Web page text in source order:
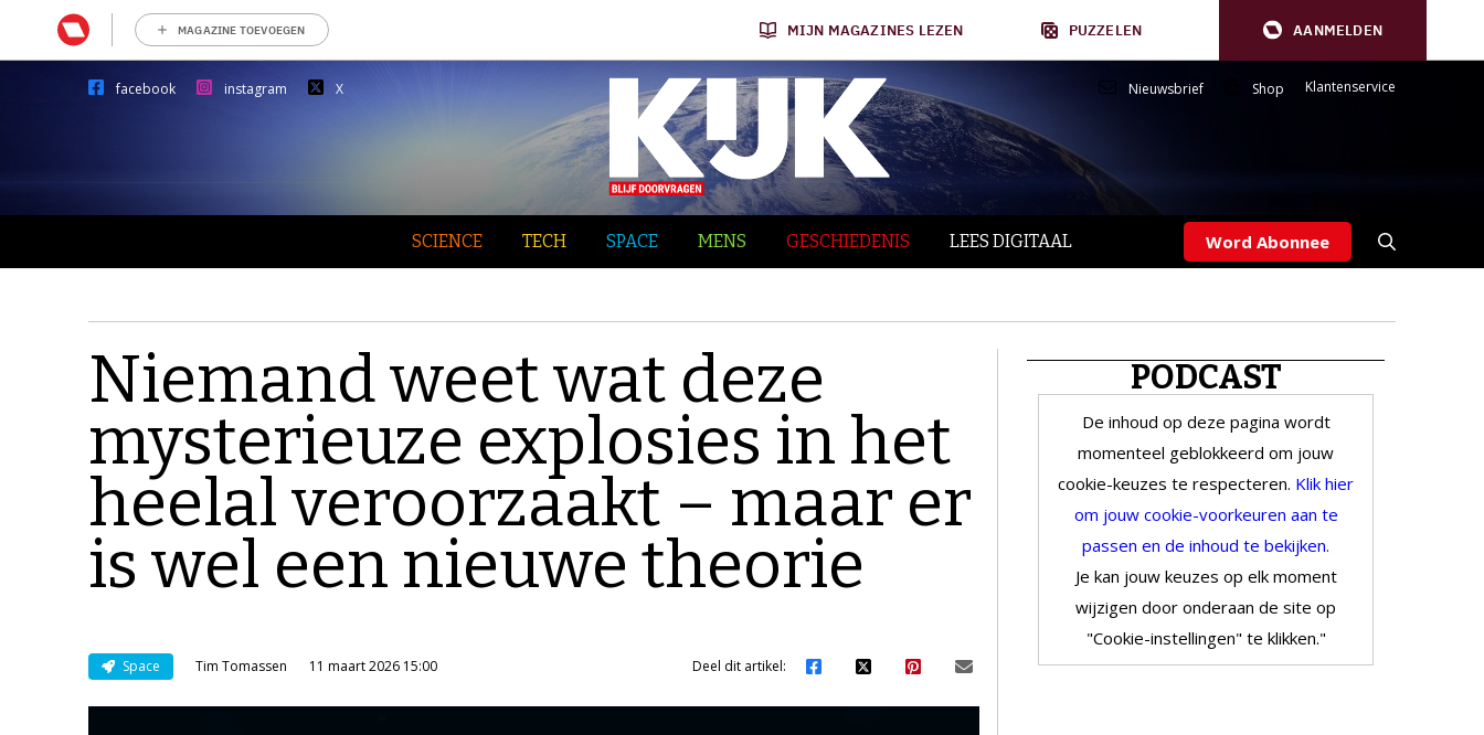
MAGAZINE TOEVOEGEN MIJN MAGAZINES LEZEN PUZZELEN AANMELDEN
facebook instagram X Nieuwsbrief Shop Klantenservice
SCIENCE TECH SPACE MENS GESCHIEDENIS LEES DIGITAAL Word Abonnee
Niemand weet wat deze
mysterieuze explosies in het
heelal veroorzaakt – maar er
is wel een nieuwe theorie
Space Tim Tomassen 11 maart 2026 15:00 Deel dit artikel:
PODCAST
De inhoud op deze pagina wordt
momenteel geblokkeerd om jouw
cookie-keuzes te respecteren. Klik hier
om jouw cookie-voorkeuren aan te
passen en de inhoud te bekijken.
Je kan jouw keuzes op elk moment
wijzigen door onderaan de site op
"Cookie-instellingen" te klikken."